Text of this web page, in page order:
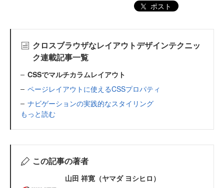
ポスト
クロスブラウザなレイアウトデザインテクニッ
ク連載記事一覧
CSSでマルチカラムレイアウト
ページレイアウトに使えるCSSプロパティ
ナビゲーションの実践的なスタイリング
もっと読む
この記事の著者
山田 祥寛（ヤマダ ヨシヒロ）